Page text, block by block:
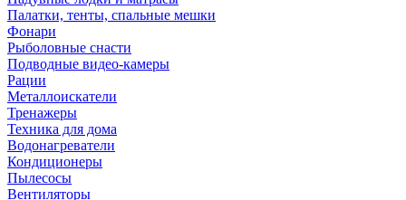
Палатки, тенты, спальные мешки
Фонари
Рыболовные снасти
Подводные видео-камеры
Рации
Металлоискатели
Тренажеры
Техника для дома
Водонагреватели
Кондиционеры
Пылесосы
Вентиляторы